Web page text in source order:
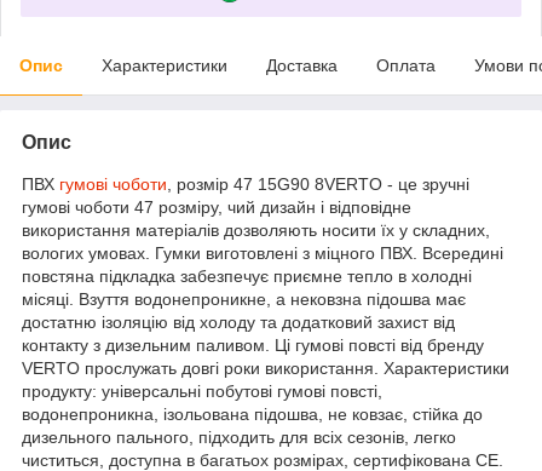
Опис Характеристики Доставка Оплата Умови
Опис
ПВХ гумові чоботи , розмір 47 15G90 8VERTO - це зручні
гумові чоботи 47 розміру, чий дизайн і відповідне
використання матеріалів дозволяють носити їх у складних,
вологих умовах. Гумки виготовлені з міцного ПВХ. Всередині
повстяна підкладка забезпечує приємне тепло в холодні
місяці. Взуття водонепроникне, а нековзна підошва має
достатню ізоляцію від холоду та додатковий захист від
контакту з дизельним паливом. Ці гумові повсті від бренду
VERTO прослужать довгі роки використання. Характеристики
продукту: універсальні побутові гумові повсті,
водонепроникна, ізольована підошва, не ковзає, стійка до
дизельного пального, підходить для всіх сезонів, легко
чиститься, доступна в багатьох розмірах, сертифікована CE.